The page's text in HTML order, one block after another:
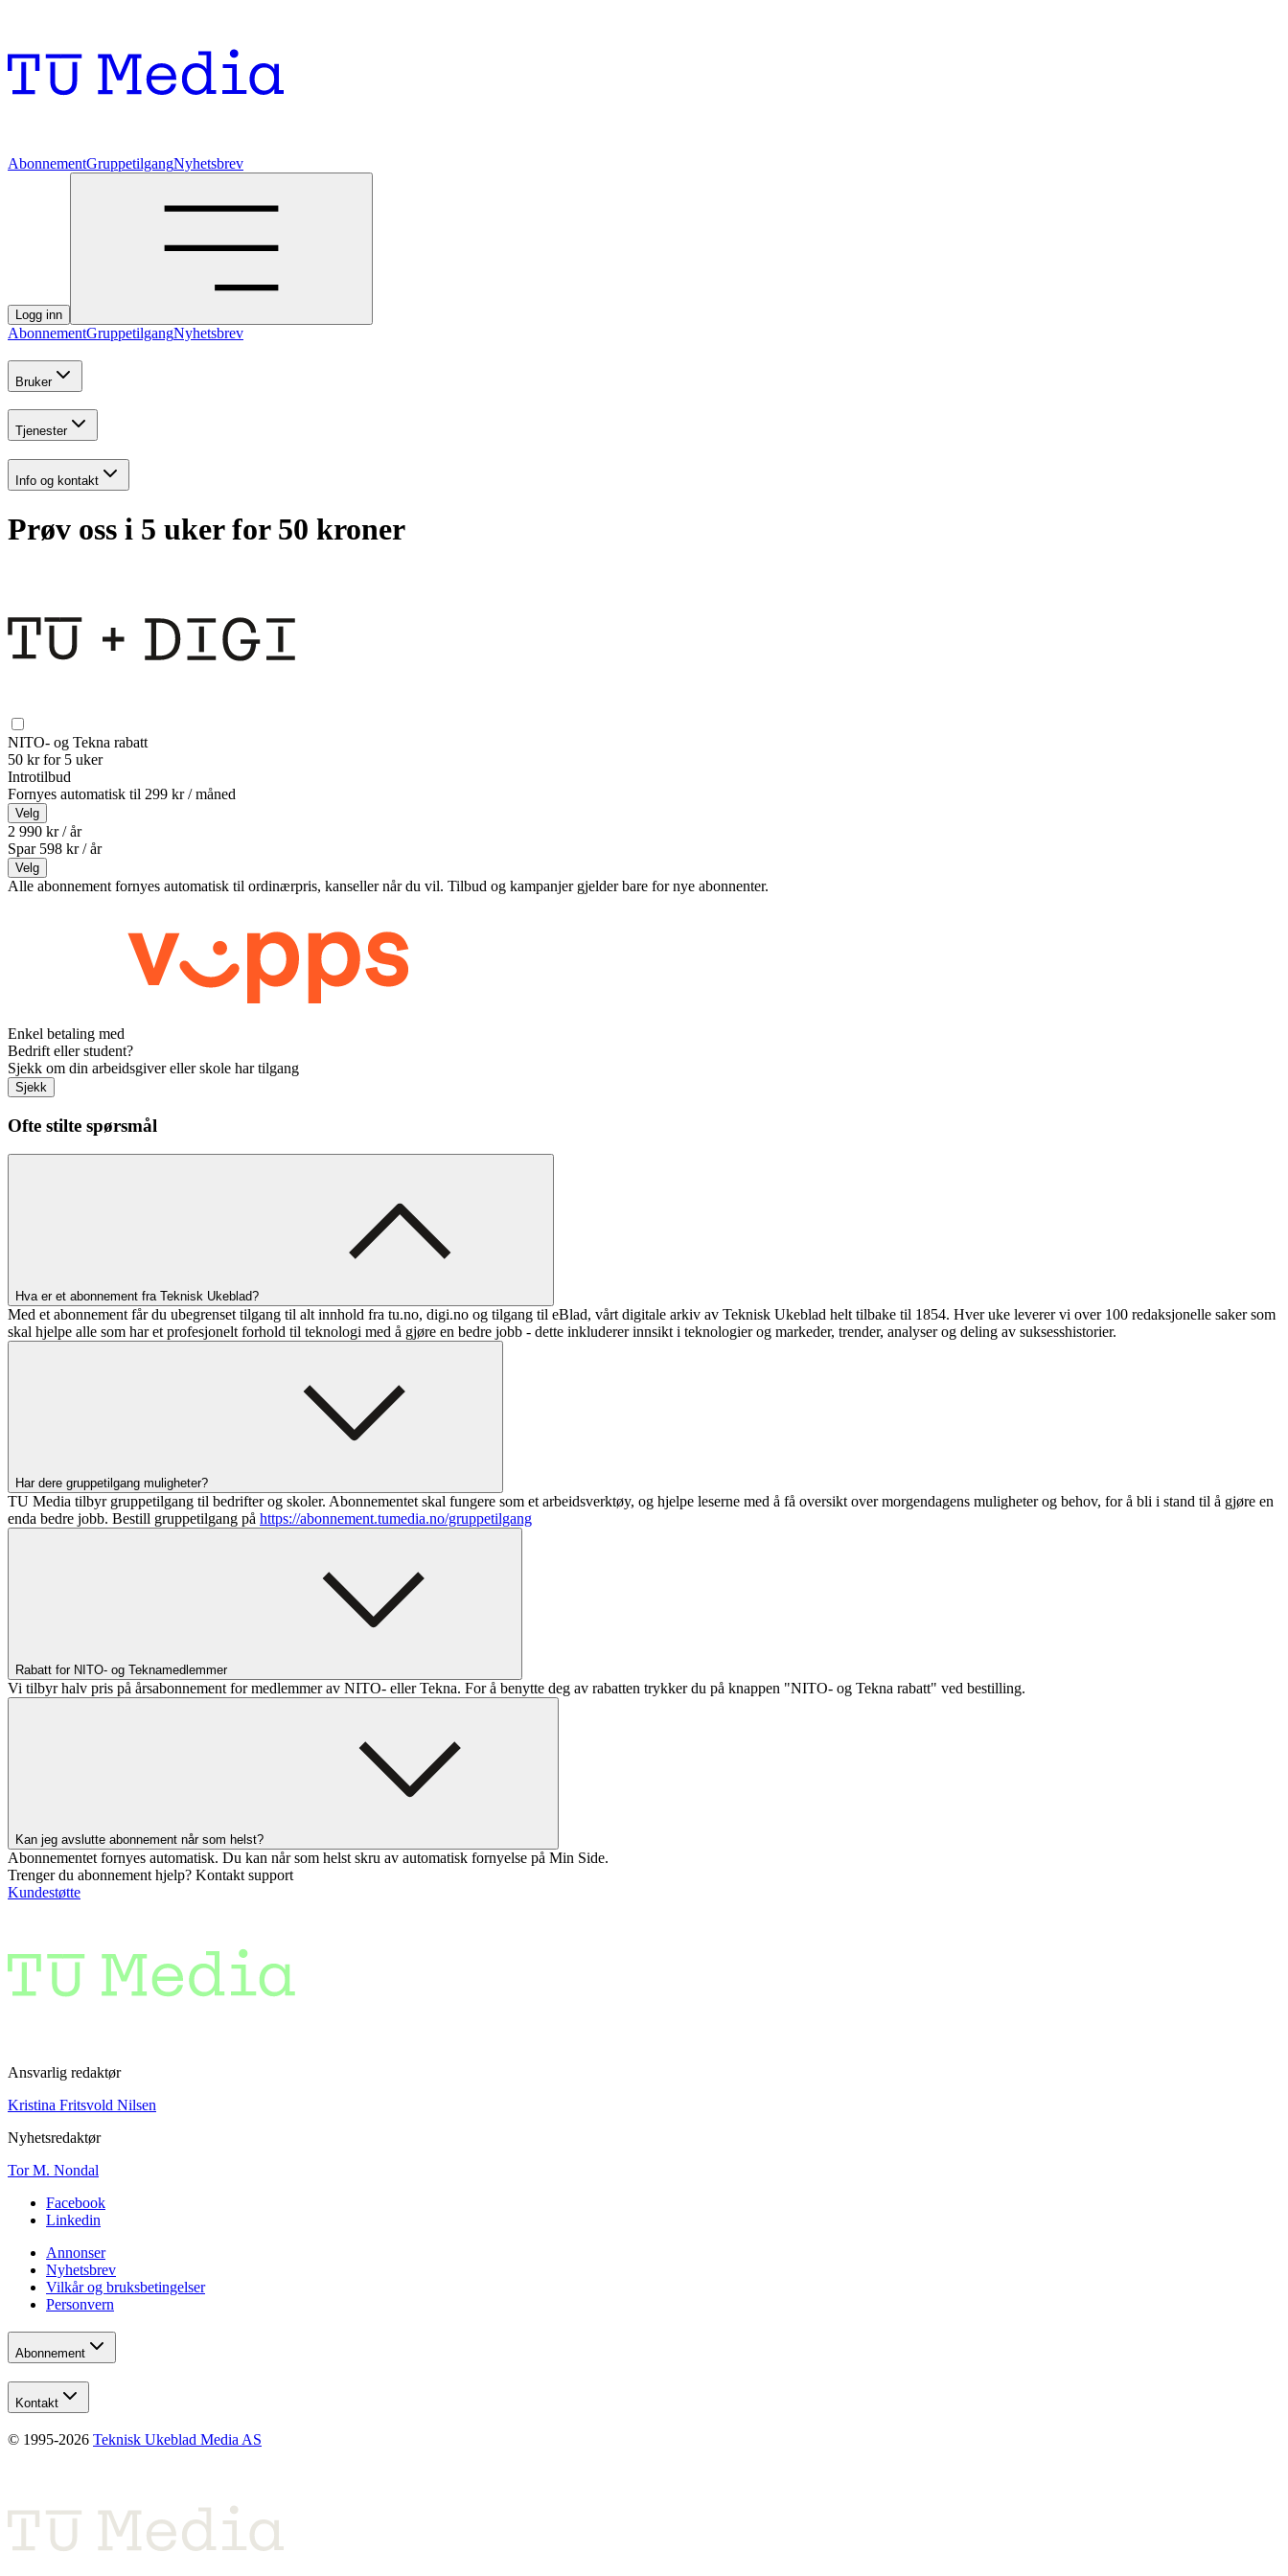
AbonnementGruppetilgangNyhetsbrev
Logg inn
AbonnementGruppetilgangNyhetsbrev
Bruker
Tjenester
Info og kontakt
Prøv oss i 5 uker for 50 kroner
NITO- og Tekna rabatt
50 kr for 5 uker
Introtilbud
Fornyes automatisk til 299 kr / måned
Velg
2 990 kr / år
Spar 598 kr /år
Velg
Alle abonnement fornyes automatisk til ordinærpris, kanseller når du vil. Tilbud og kampanjer gjelder bare for nye abonnenter.
Enkel betaling med
Bedrift eller student?
Sjekk om din arbeidsgiver eller skole har tilgang
Sjekk
Ofte stilte spørsmål
Hva er et abonnement fra Teknisk Ukeblad?
Med et abonnement får du ubegrenset tilgang til alt innhold fra tu.no, digi.no og tilgang til eBlad, vårt digitale arkiv av Teknisk Ukeblad helt tilbake til 1854. Hver uke leverer vi over 100 redaksjonelle saker som
skal hjelpe alle som har et profesjonelt forhold til teknologi med å gjøre en bedre jobb - dette inkluderer innsikt i teknologier og markeder, trender, analyser og deling av suksesshistorier.
Har dere gruppetilgang muligheter?
TU Media tilbyr gruppetilgang til bedrifter og skoler. Abonnementet skal fungere som et arbeidsverktøy, og hjelpe leserne med å få oversikt over morgendagens muligheter og behov, for å bli i stand til å gjøre en
enda bedre jobb. Bestill gruppetilgang på https://abonnement.tumedia.no/gruppetilgang
Rabatt for NITO- og Teknamedlemmer
Vi tilbyr halv pris på årsabonnement for medlemmer av NITO- eller Tekna. For å benytte deg av rabatten trykker du på knappen "NITO- og Tekna rabatt" ved bestilling.
Kan jeg avslutte abonnement når som helst?
Abonnementet fornyes automatisk. Du kan når som helst skru av automatisk fornyelse på Min Side.
Trenger du abonnement hjelp? Kontakt support
Kundestøtte
Ansvarlig redaktør
Kristina Fritsvold Nilsen
Nyhetsredaktør
Tor M. Nondal
Facebook
Linkedin
Annonser
Nyhetsbrev
Vilkår og bruksbetingelser
Personvern
Abonnement
Kontakt
© 1995-2026 Teknisk Ukeblad Media AS